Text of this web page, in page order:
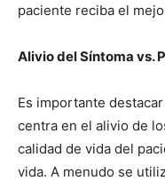
paciente reciba el
Alivio del Síntoma vs.
Es importante
centra en el alivio de
calidad de vida del
vida. A menudo se